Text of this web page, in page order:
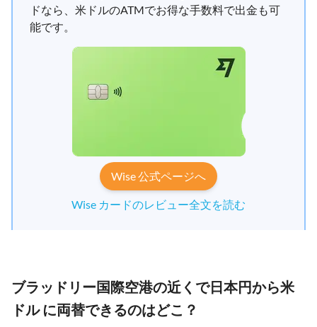
ドなら、米ドルのATMでお得な手数料で出金も可
能です。
Wise 公式ページへ
Wise カードのレビュー全文を読む
ブラッドリー国際空港の近くで日本円から米
ドル に両替できるのはどこ？